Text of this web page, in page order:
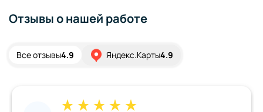
Отзывы о нашей работе
Все отзывы4.9 Яндекс.Карты4.9